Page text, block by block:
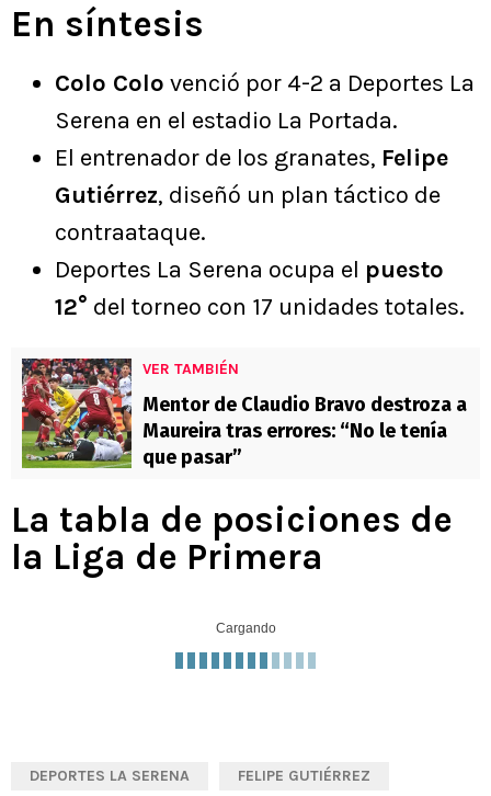
En síntesis
Colo Colo venció por 4-2 a Deportes La
Serena en el estadio La Portada.
El entrenador de los granates, Felipe
Gutiérrez, diseñó un plan táctico de
contraataque.
Deportes La Serena ocupa el puesto
12° del torneo con 17 unidades totales.
VER TAMBIÉN
Mentor de Claudio Bravo destroza a
Maureira tras errores: “No le tenía
que pasar”
La tabla de posiciones de
la Liga de Primera
Cargando
DEPORTES LA SERENA FELIPE GUTIÉRREZ